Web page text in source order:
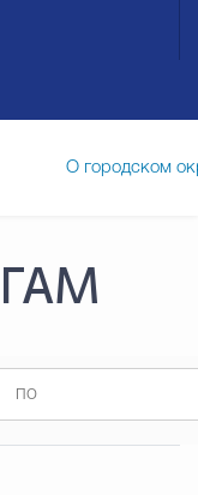
О городском
городского